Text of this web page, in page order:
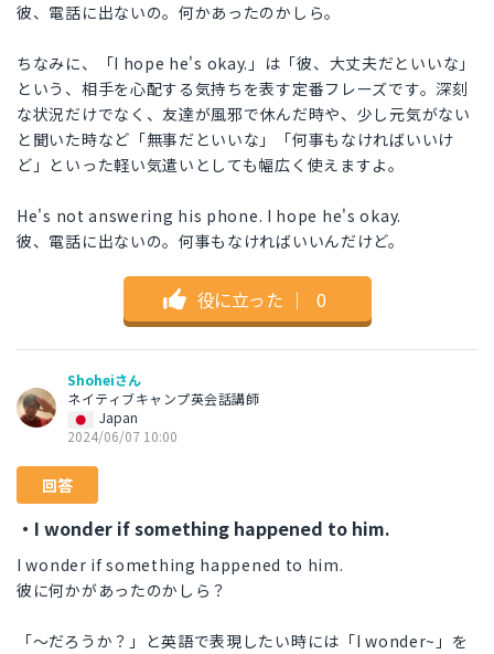
彼、電話に出ないの。何かあったのかしら。
ちなみに、「I hope he's okay.」は「彼、大丈夫だといいな」
という、相手を心配する気持ちを表す定番フレーズです。深刻
な状況だけでなく、友達が風邪で休んだ時や、少し元気がない
と聞いた時など「無事だといいな」「何事もなければいいけ
ど」といった軽い気遣いとしても幅広く使えますよ。
He's not answering his phone. I hope he's okay.
彼、電話に出ないの。何事もなければいいんだけど。
役に立った ｜ 0
Shoheiさん
ネイティブキャンプ英会話講師
Japan
2024/06/07 10:00
回答
・I wonder if something happened to him.
I wonder if something happened to him.
彼に何かがあったのかしら？
「〜だろうか？」と英語で表現したい時には「I wonder~」を